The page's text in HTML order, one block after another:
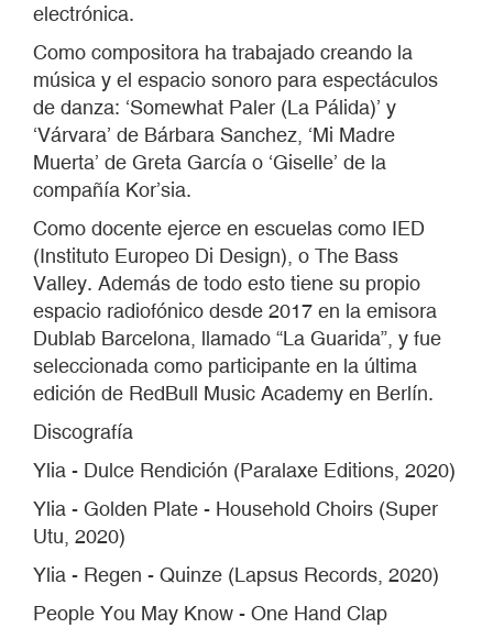
electrónica.
Como compositora ha trabajado creando la
música y el espacio sonoro para espectáculos
de danza: ‘Somewhat Paler (La Pálida)’ y
‘Várvara’ de Bárbara Sanchez, ‘Mi Madre
Muerta’ de Greta García o ‘Giselle’ de la
compañía Kor’sia.
Como docente ejerce en escuelas como IED
(Instituto Europeo Di Design), o The Bass
Valley. Además de todo esto tiene su propio
espacio radiofónico desde 2017 en la emisora
Dublab Barcelona, llamado “La Guarida”, y fue
seleccionada como participante en la última
edición de RedBull Music Academy en Berlín.
Discografía
Ylia - Dulce Rendición (Paralaxe Editions, 2020)
Ylia - Golden Plate - Household Choirs (Super
Utu, 2020)
Ylia - Regen - Quinze (Lapsus Records, 2020)
People You May Know - One Hand Clap